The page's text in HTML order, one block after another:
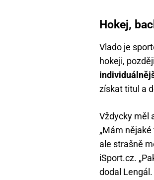
Hokej,
Vlado je
hokeji,
získat titul a
Vždycky měl
„Mám
ale strašně
iSport.cz.
dodal Lengál.